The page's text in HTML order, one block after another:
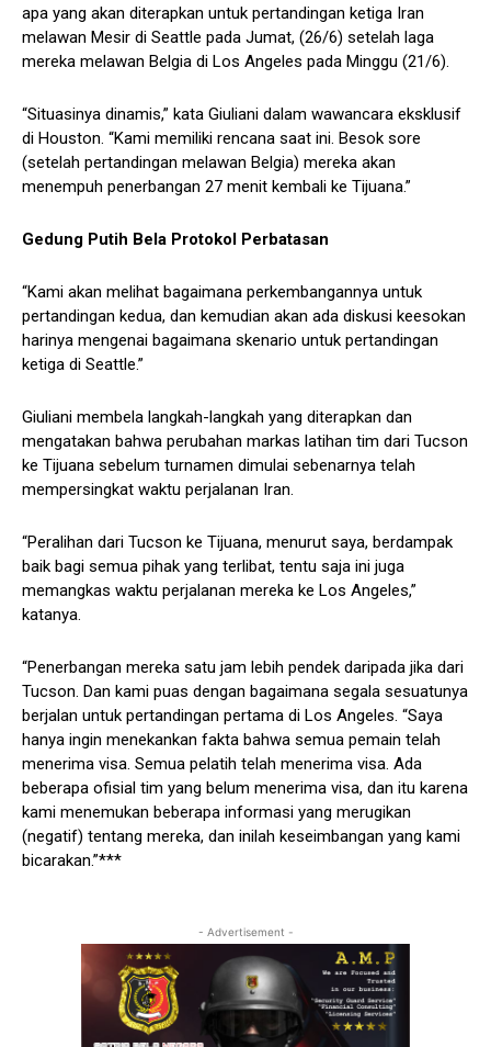
apa yang akan diterapkan untuk pertandingan ketiga Iran
melawan Mesir di Seattle pada Jumat, (26/6) setelah laga
mereka melawan Belgia di Los Angeles pada Minggu (21/6).
“Situasinya dinamis,” kata Giuliani dalam wawancara eksklusif
di Houston. “Kami memiliki rencana saat ini. Besok sore
(setelah pertandingan melawan Belgia) mereka akan
menempuh penerbangan 27 menit kembali ke Tijuana.”
Gedung Putih Bela Protokol Perbatasan
“Kami akan melihat bagaimana perkembangannya untuk
pertandingan kedua, dan kemudian akan ada diskusi keesokan
harinya mengenai bagaimana skenario untuk pertandingan
ketiga di Seattle.”
Giuliani membela langkah-langkah yang diterapkan dan
mengatakan bahwa perubahan markas latihan tim dari Tucson
ke Tijuana sebelum turnamen dimulai sebenarnya telah
mempersingkat waktu perjalanan Iran.
“Peralihan dari Tucson ke Tijuana, menurut saya, berdampak
baik bagi semua pihak yang terlibat, tentu saja ini juga
memangkas waktu perjalanan mereka ke Los Angeles,”
katanya.
“Penerbangan mereka satu jam lebih pendek daripada jika dari
Tucson. Dan kami puas dengan bagaimana segala sesuatunya
berjalan untuk pertandingan pertama di Los Angeles. “Saya
hanya ingin menekankan fakta bahwa semua pemain telah
menerima visa. Semua pelatih telah menerima visa. Ada
beberapa ofisial tim yang belum menerima visa, dan itu karena
kami menemukan beberapa informasi yang merugikan
(negatif) tentang mereka, dan inilah keseimbangan yang kami
bicarakan.”***
- Advertisement -